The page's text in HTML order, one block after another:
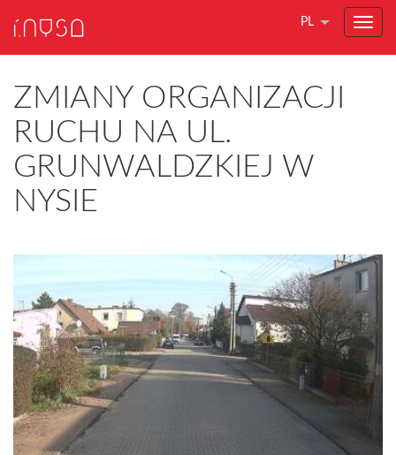
PL
ZMIANY ORGANIZACJI
RUCHU NA UL.
GRUNWALDZKIEJ W
NYSIE